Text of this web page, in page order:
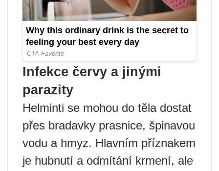
Infekce červy a jinými
parazity
Helminti se mohou do těla dostat
přes bradavky prasnice, špinavou
vodu a hmyz. Hlavním příznakem
je hubnutí a odmítání krmení, ale